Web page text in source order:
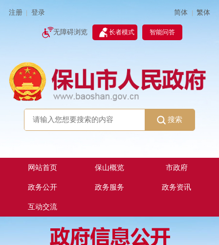
注册 登录 简体 | 繁体
无障碍浏览 长者模式 智能问答
搜索
网站首页 保山概览 市政府
政务公开 政务服务 政务资讯
互动交流